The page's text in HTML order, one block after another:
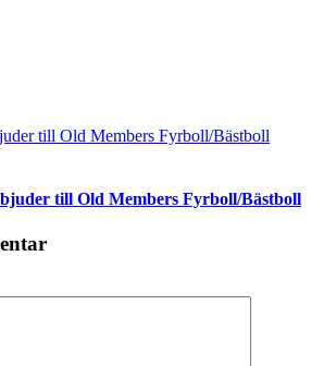
till Old Members Fyrboll/Bästboll
till Old Members Fyrboll/Bästboll